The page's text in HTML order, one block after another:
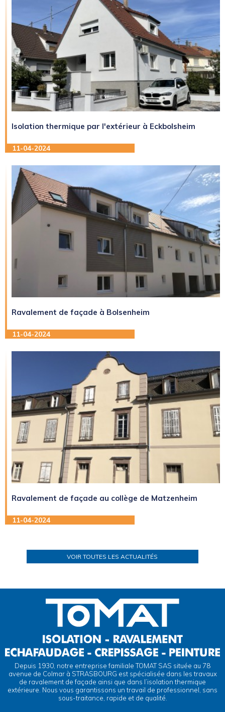
Isolation thermique par l'extérieur à Eckbolsheim
11-04-2024
Ravalement de façade à Bolsenheim
11-04-2024
Ravalement de façade au collège de Matzenheim
11-04-2024
VOIR TOUTES LES ACTUALITÉS
Depuis 1930, notre entreprise familiale TOMAT SAS située au 78
avenue de Colmar à STRASBOURG est spécialisée dans les travaux
de ravalement de façade ainsi que dans l’isolation thermique
extérieure. Nous vous garantissons un travail de professionnel, sans
sous-traitance, rapide et de qualité.